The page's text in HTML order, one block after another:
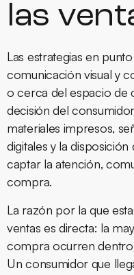
las
Las estrategias en
comunicación visual y
o cerca del espacio de
decisión del
materiales impresos,
digitales y la
captar la atención,
compra.
La razón por la que
ventas es directa: la
compra ocurren dentro
Un consumidor que